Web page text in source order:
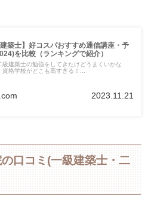
建築士】好コスパおすすめ通信講座・予
を比較（ランキングで紹介）
級建築士の勉強をしてきたけどうまくいかな
資格学校がどこも高すぎる！...
2023.11.21
口コミ(一級建築士・二